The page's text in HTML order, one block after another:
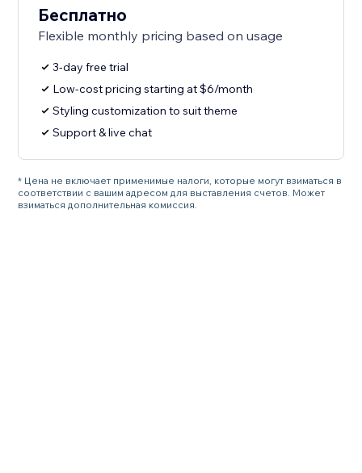
Бесплатно
Flexible monthly pricing based on usage
3-day free trial
Low-cost pricing starting at $6/month
Styling customization to suit theme
Support & live chat
* Цена не включает применимые налоги, которые могут взиматься в
соответствии с вашим адресом для выставления счетов. Может
взиматься дополнительная комиссия.